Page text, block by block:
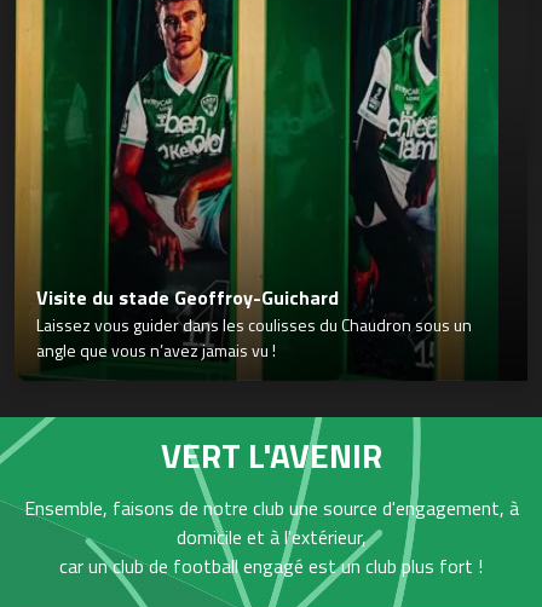
Visite du stade Geoffroy-Guichard
Laissez vous guider dans les coulisses du Chaudron sous un
angle que vous n’avez jamais vu !
VERT L'AVENIR
Ensemble, faisons de notre club une source d'engagement, à
domicile et à l'extérieur,
car un club de football engagé est un club plus fort !